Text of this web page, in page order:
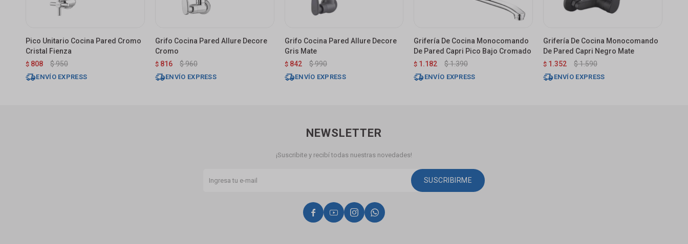
Pico Unitario Cocina Pared Cromo
Cristal Fienza
$ 808 $950
ENVÍO EXPRESS
Grifo Cocina Pared Allure Decore
Cromo
$ 816 $960
ENVÍO EXPRESS
Grifo Cocina Pared Allure Decore
Gris Mate
$ 842 $990
ENVÍO EXPRESS
Grifería De Cocina Monocomando
De Pared Capri Pico Bajo Cromado
$ 1.182 $1.390
ENVÍO EXPRESS
Grifería De Cocina Monocomando
De Pared Capri Negro Mate
$ 1.352 $1.590
ENVÍO EXPRESS
NEWSLETTER
¡Suscribite y recibí todas nuestras novedades!
SUSCRIBIRME
   